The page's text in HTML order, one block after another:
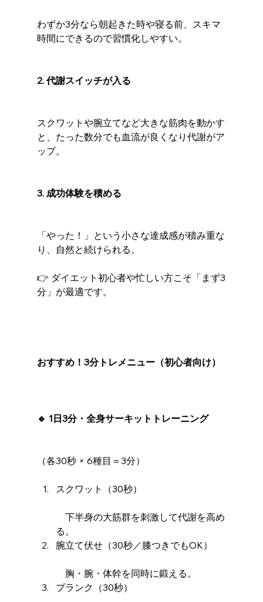
わずか3分なら朝起きた時や寝る前、スキマ
時間にできるので習慣化しやすい。
2. 代謝スイッチが入る
スクワットや腕立てなど大きな筋肉を動かす
と、たった数分でも血流が良くなり代謝がア
ップ。
3. 成功体験を積める
「やった！」という小さな達成感が積み重な
り、自然と続けられる。
👉 ダイエット初心者や忙しい方こそ「まず3
分」が最適です。
おすすめ！3分トレメニュー（初心者向け）
🔹 1日3分・全身サーキットトレーニング
（各30秒 × 6種目＝3分）
スクワット（30秒）
下半身の大筋群を刺激して代謝を高め
る。
腕立て伏せ（30秒／膝つきでもOK）
胸・腕・体幹を同時に鍛える。
プランク（30秒）